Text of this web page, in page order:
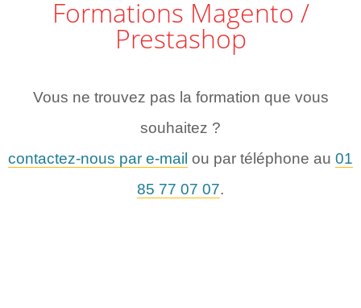
Formations Magento /
Prestashop
Vous ne trouvez pas la formation que vous
souhaitez ?
contactez-nous par e-mail ou par téléphone au 01
85 77 07 07.